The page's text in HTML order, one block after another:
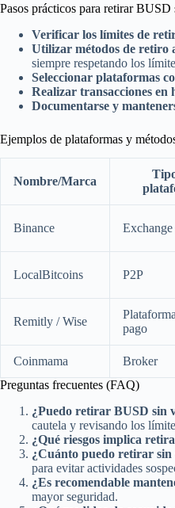
Pasos prácticos para retirar
Verificar los límites de
Utilizar métodos de retiro
siempre respetando los
Seleccionar plataformas
Realizar transacciones en
Documentarse y
Ejemplos de plataformas y
Nombre/Marca
Binance
LocalBitcoins P2P
Remitly / Wise
pago
Coinmama Broker
Preguntas frecuentes (FAQ)
¿Puedo retirar BUSD sin
cautela y revisando los
¿Qué riesgos implica
¿Cuánto puedo retirar sin
para evitar actividades
¿Es recomendable
mayor seguridad.